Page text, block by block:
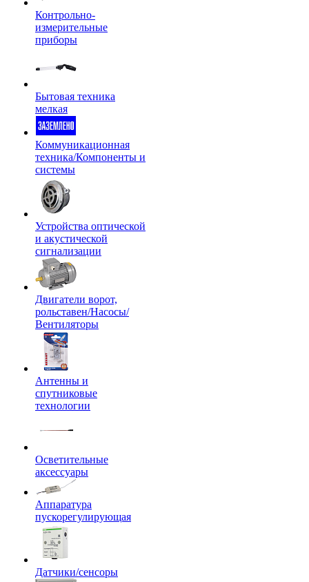
Контрольно-
измерительные
приборы
Бытовая техника
мелкая
Коммуникационная
техника/Компоненты и
системы
Устройства оптической
и акустической
сигнализации
Двигатели ворот,
рольставен/Насосы/
Вентиляторы
Антенны и
спутниковые
технологии
Осветительные
аксессуары
Аппаратура
пускорегулирующая
Датчики/сенсоры